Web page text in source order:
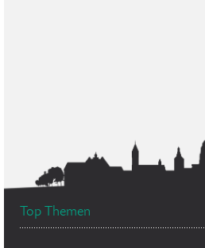
Top Themen